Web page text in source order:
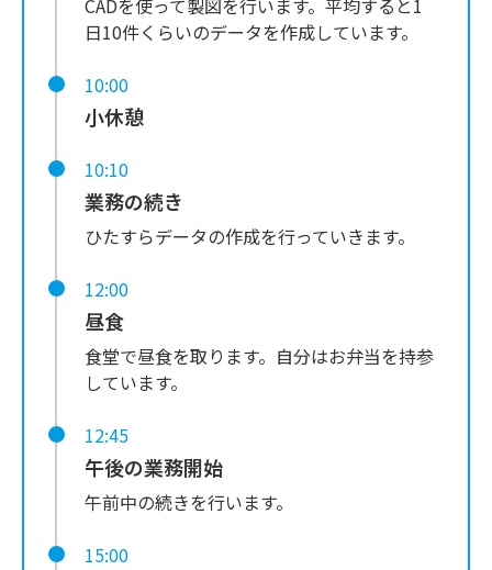
CADを使って製図を行います。平均すると1
日10件くらいのデータを作成しています。
10:00
小休憩
10:10
業務の続き
ひたすらデータの作成を行っていきます。
12:00
昼食
食堂で昼食を取ります。自分はお弁当を持参
しています。
12:45
午後の業務開始
午前中の続きを行います。
15:00